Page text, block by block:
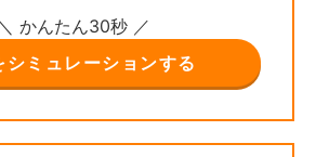
＼ かんたん30秒 ／
シミュレーションする